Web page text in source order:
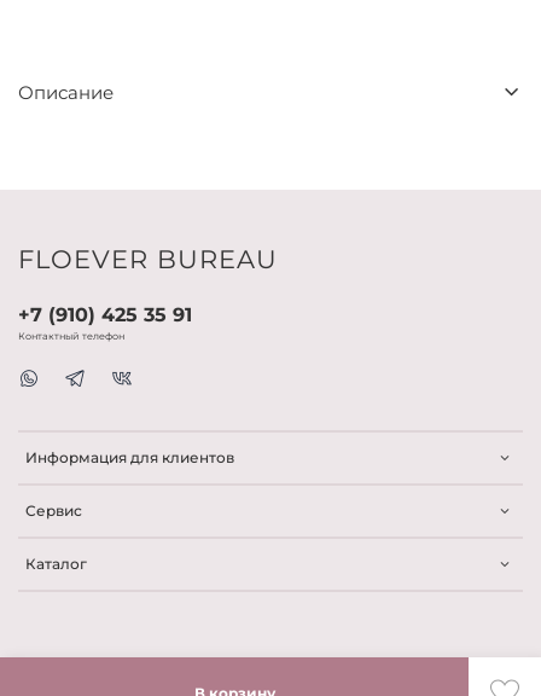
Описание
Информация для клиентов
Сервис
Каталог
+7 (910) 425 35 91
Контактный телефон
FLOEVER BUREAU